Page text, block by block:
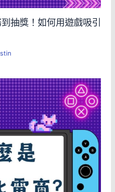
抽獎！如何用遊戲吸引